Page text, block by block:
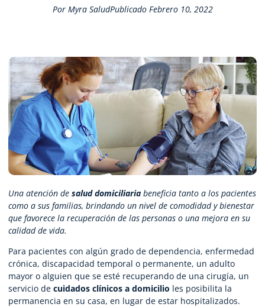
PorMyra SaludPublicado Febrero 10, 2022
Una atención de salud domiciliaria beneficia tanto a los pacientes
como a sus familias, brindando un nivel de comodidad y bienestar
que favorece la recuperación de las personas o una mejora en su
calidad de vida.
Para pacientes con algún grado de dependencia, enfermedad
crónica, discapacidad temporal o permanente, un adulto
mayor o alguien que se esté recuperando de una cirugía, un
servicio de cuidados clínicos a domicilio les posibilita la
permanencia en su casa, en lugar de estar hospitalizados.